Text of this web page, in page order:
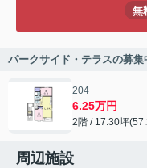
無
パークサイド・テラスの募集
204
6.25万円
2階 / 17.30坪
周辺施設